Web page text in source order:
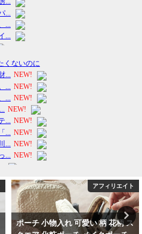
アフィリエイト
ポーチ 小物入れ 可愛い 柄 花柄 ス